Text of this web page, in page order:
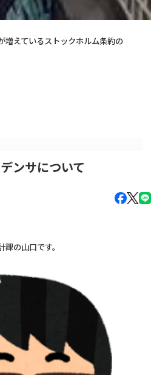
増えているストックホルム条約の
ンサについて
の山口です。